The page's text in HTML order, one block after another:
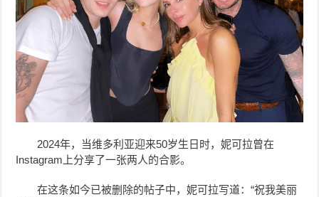
2024年，当维多利亚迎来50岁生日时，妮可拉曾在
Instagram上分享了一张两人的合影。
在这条如今已被删除的帖子中，妮可拉写道：“祝我美丽